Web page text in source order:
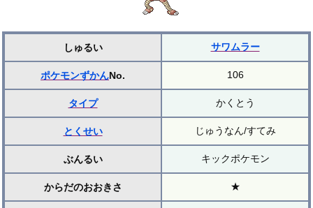
しゅるい サワムラー
ポケモンずかんNo. 106
タイプ かくとう
とくせい じゅうなん/すてみ
ぶんるい キックポケモン
からだのおおきさ ★